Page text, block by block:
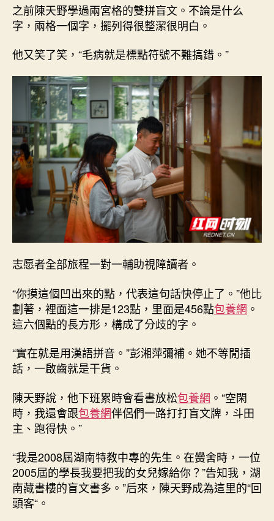
之前陳天野學過兩宮格的雙拼盲文。不論是什么
字，兩格一個字，擺列得很整潔很明白。
他又笑了笑，“毛病就是標點符號不難搞錯。”
志愿者全部旅程一對一輔助視障讀者。
“你摸這個凹出來的點，代表這句話快停止了。”他比
劃著，裡面這一排是123點，里面是456點包養網 。
這六個點的長方形，構成了分歧的字。
“實在就是用漢語拼音。”彭湘萍彌補。她不等閒插
話，一啟齒就是干貨。
陳天野說，他下班累時會看書放松包養網 。“空閑
時，我還會跟包養網伴侶們一路打打盲文牌，斗田
主、跑得快。”
“我是2008屆湖南特教中專的先生。在黌舍時，一位
2005屆的學長我要把我的女兒嫁給你？”告知我，湖
南藏書樓的盲文書多。”后來，陳天野成為這里的“回
頭客“。